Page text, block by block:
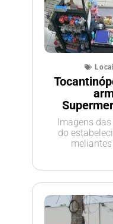
Imagens
do